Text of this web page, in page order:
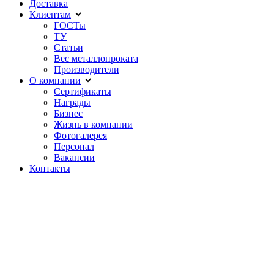
Доставка
Клиентам
ГОСТы
ТУ
Статьи
Вес металлопроката
Производители
О компании
Сертификаты
Награды
Бизнес
Жизнь в компании
Фотогалерея
Персонал
Вакансии
Контакты